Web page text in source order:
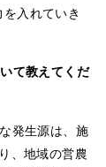
入れていき
て教えてくだ
発生源は、施
、地域の営農